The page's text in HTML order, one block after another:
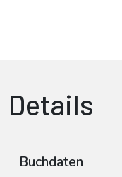
Details
Buchdaten